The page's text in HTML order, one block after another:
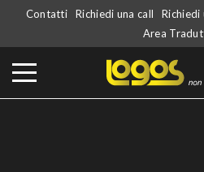
Contatti Richiedi una call Richiedi
Area